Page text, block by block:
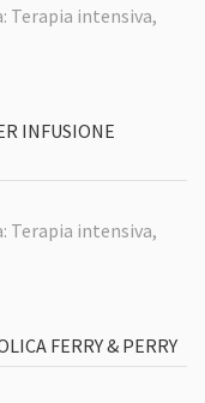
Terapia intensiva,
INFUSIONE
Terapia intensiva,
FERRY & PERRY